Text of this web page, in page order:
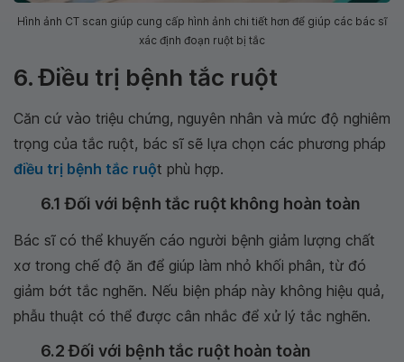
Hình ảnh CT scan giúp cung cấp hình ảnh chi tiết hơn để giúp các bác sĩ
xác định đoạn ruột bị tắc
6. Điều trị bệnh tắc ruột
Căn cứ vào triệu chứng, nguyên nhân và mức độ nghiêm
trọng của tắc ruột, bác sĩ sẽ lựa chọn các phương pháp
điều trị bệnh tắc ruột phù hợp.
6.1 Đối với bệnh tắc ruột không hoàn toàn
Bác sĩ có thể khuyến cáo người bệnh giảm lượng chất
xơ trong chế độ ăn để giúp làm nhỏ khối phân, từ đó
giảm bớt tắc nghẽn. Nếu biện pháp này không hiệu quả,
phẫu thuật có thể được cân nhắc để xử lý tắc nghẽn.
6.2 Đối với bệnh tắc ruột hoàn toàn